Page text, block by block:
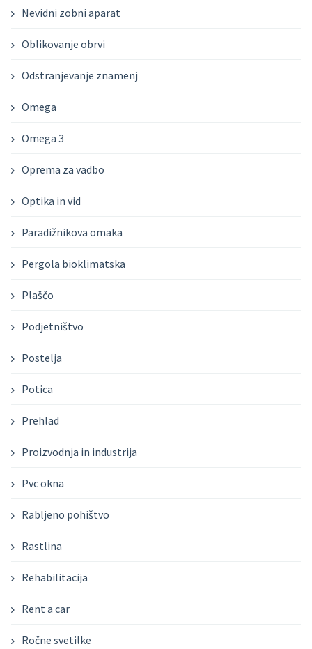
Nevidni zobni aparat
Oblikovanje obrvi
Odstranjevanje znamenj
Omega
Omega 3
Oprema za vadbo
Optika in vid
Paradižnikova omaka
Pergola bioklimatska
Plaščo
Podjetništvo
Postelja
Potica
Prehlad
Proizvodnja in industrija
Pvc okna
Rabljeno pohištvo
Rastlina
Rehabilitacija
Rent a car
Ročne svetilke